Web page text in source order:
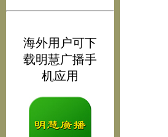
海外用户可下
载明慧广播手
机应用